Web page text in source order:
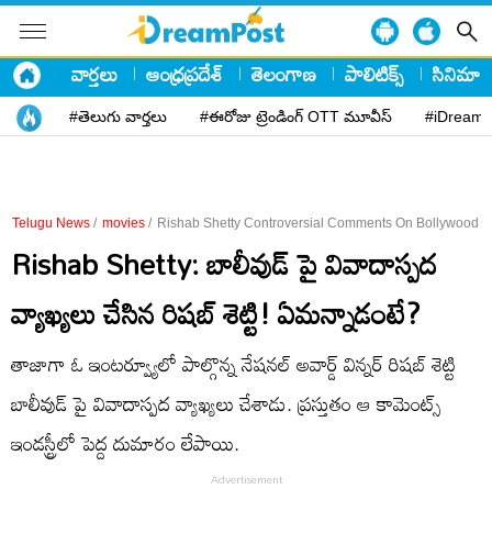
వార్తలు ఆంధ్రప్రదేశ్ తెలంగాణ పాలిటిక్స్ సినిమా
#తెలుగు వార్తలు #ఈరోజు ట్రెండింగ్ OTT మూవీస్
Telugu News / movies / Rishab Shetty Controversial Comments On Bollywood
Rishab Shetty: బాలీవుడ్ పై వివాదాస్పద
వ్యాఖ్యలు చేసిన రిషబ్ శెట్టి! ఏమన్నాడంటే?
తాజాగా ఓ ఇంటర్వ్యూలో పాల్గొన్న నేషనల్ అవార్డ్ విన్నర్ రిషబ్ శెట్టి
బాలీవుడ్ పై వివాదాస్పద వ్యాఖ్యలు చేశాడు. ప్రస్తుతం ఆ కామెంట్స్
ఇండస్ట్రీలో పెద్ద దుమారం లేపాయి.